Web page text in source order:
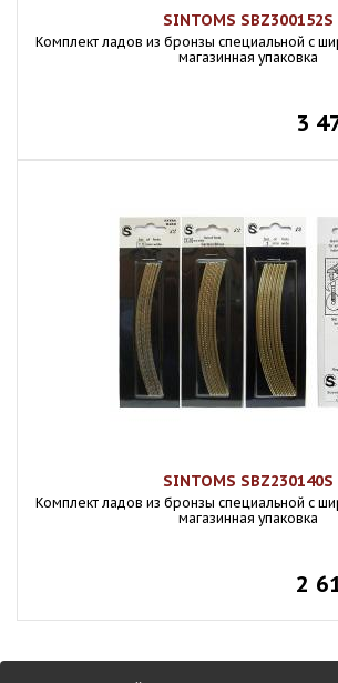
SINTOMS SBZ300152S
Комплект ладов из бронзы специальной с
магазинная упаковка
3
SINTOMS SBZ230140S
Комплект ладов из бронзы специальной с
магазинная упаковка
2